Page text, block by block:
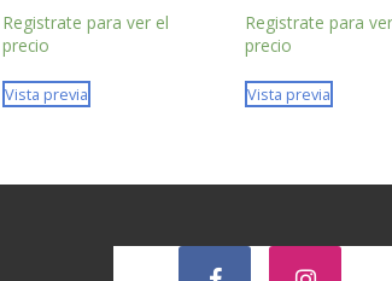
Registrate para ver el
precio
Vista previa
Registrate para
precio
Vista previa